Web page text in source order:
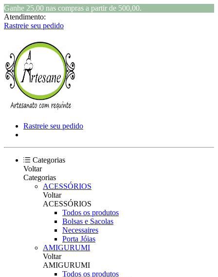
Ganhe 25,00 nas compras a partir de 500,00.
Atendimento:
Rastreie seu pedido
Rastreie seu pedido
Categorias
Voltar
Categorias
ACESSÓRIOS
Voltar
ACESSÓRIOS
Todos os produtos
Bolsas e Sacolas
Necessaires
Porta Jóias
AMIGURUMI
Voltar
AMIGURUMI
Todos os produtos